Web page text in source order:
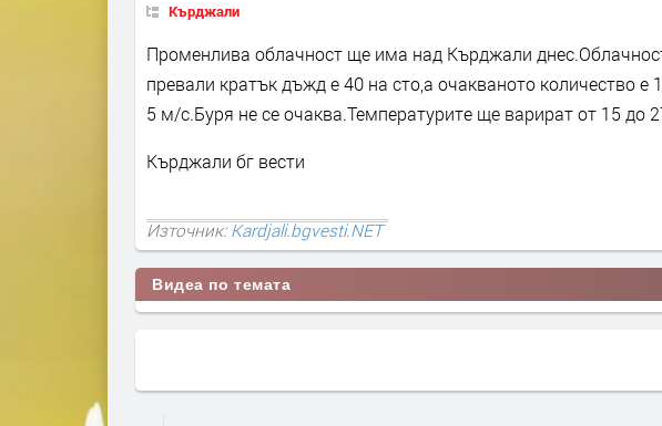
Кърджали
Променлива облачност ще има над Кърджали
превали кратък дъжд е 40 на сто,а очакваното количество
5 м/с.Буря не се очаква.Температурите ще варират от 15 до
Кърджали бг вести
Източник:Kardjali.bgvesti.NET
Видеа по темата